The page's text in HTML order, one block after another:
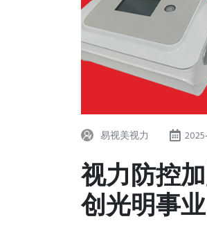
易视美视力
视力防控
创光明事业